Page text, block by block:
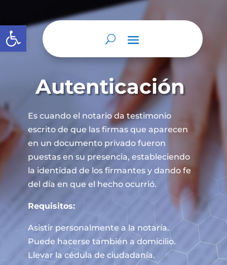
Abrir barra de herramientas
Autenticación
Es cuando el notario da testimonio
escrito de que las firmas que aparecen
en un documento privado fueron
puestas en su presencia, estableciendo
la identidad de los firmantes y dando fe
del día en que el hecho ocurrió.
Requisitos:
Asistir personalmente a la notaría.
Puede hacerse también a domicilio.
Llevar la cédula de ciudadanía.